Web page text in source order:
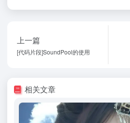
上一篇
[代码片段]SoundPool的使用
相关文章